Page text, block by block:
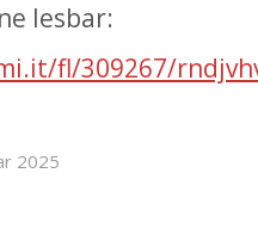
lesbar:
fl/309267/
2025